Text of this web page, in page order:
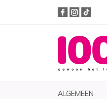
ALGEMEEN